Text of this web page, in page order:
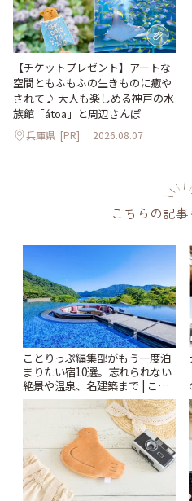
【チケットプレゼント】アートな
空間ともふもふの生きものに癒や
されて♪ 大人も楽しめる神戸の水
族館「átoa」と周辺さんぽ
兵庫県 [PR] 2026.08.07
こちらの記
ことりっぷ編集部がもう一度泊
まりたい宿10選。忘れられない
絶景や温泉、名建築まで | こと
りっぷ